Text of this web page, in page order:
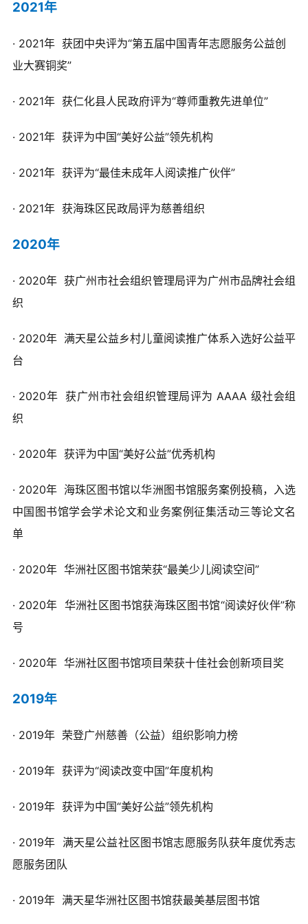
2021年
· 2021年 获团中央评为“第五届中国青年志愿服务公益创
业大赛铜奖”
· 2021年 获仁化县人民政府评为“尊师重教先进单位”
· 2021年 获评为中国“美好公益”领先机构
· 2021年 获评为“最佳未成年人阅读推广伙伴”
· 2021年 获海珠区民政局评为慈善组织
2020年
· 2020年获广州市社会组织管理局评为广州市品牌社会组
织
· 2020年 满天星公益乡村儿童阅读推广体系入选好公益平
台
· 2020年获广州市社会组织管理局评为 AAAA 级社会组
织
· 2020年 获评为中国“美好公益”优秀机构
· 2020年 海珠区图书馆以华洲图书馆服务案例投稿，入选
中国图书馆学会学术论文和业务案例征集活动三等论文名
单
· 2020年 华洲社区图书馆荣获“最美少儿阅读空间”
· 2020年 华洲社区图书馆获海珠区图书馆“阅读好伙伴”称
号
· 2020年 华洲社区图书馆项目荣获十佳社会创新项目奖
2019年
· 2019年 荣登广州慈善（公益）组织影响力榜
· 2019年 获评为“阅读改变中国”年度机构
· 2019年 获评为中国“美好公益”领先机构
· 2019年 满天星公益社区图书馆志愿服务队获年度优秀志
愿服务团队
· 2019年 满天星华洲社区图书馆获最美基层图书馆